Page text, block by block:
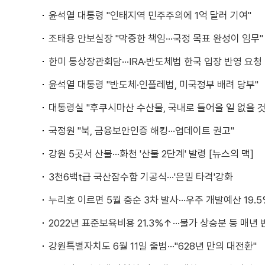
윤석열 대통령 "인태지역 민주주의에 1억 달러 기여"
조태용 안보실장 "막중한 책임···국정 목표 완성이 임무"
한미 통상장관회담···IRA·반도체법 한국 입장 반영 요청
윤석열 대통령 "반도체·인플레법, 미국정부 배려 당부"
대통령실 "후쿠시마산 수산물, 국내로 들어올 일 없을
국정원 "북, 금융보안인증 해킹···업데이트 권고"
강원 5곳서 산불···화천 '산불 2단계' 발령 [뉴스의 맥]
3천6백t급 국산잠수함 기공식···'은밀 타격'강화
누리호 이르면 5월 중순 3차 발사···우주 개발예산
2022년 표준보육비용 21.3%↑···물가 상승분 등 매년
강원특별자치도 6월 11일 출범···"628년 만의 대전환"